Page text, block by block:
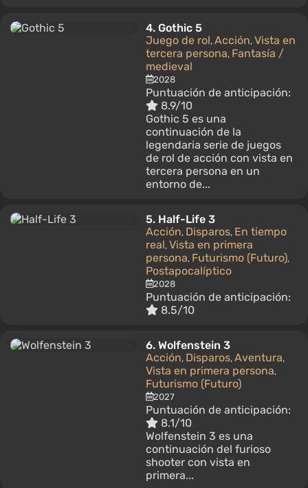
4. Gothic 5
Juego de rol, Acción, Vista en
tercera persona, Fantasía /
medieval
2028
Puntuación de anticipación:
8.9/10
Gothic 5 es una
continuación de la
legendaria serie de juegos
de rol de acción con vista en
tercera persona en un
entorno de...
5. Half-Life 3
Acción, Disparos, En tiempo
real, Vista en primera
persona, Futurismo (Futuro),
Postapocalíptico
2028
Puntuación de anticipación:
8.5/10
6. Wolfenstein 3
Acción, Disparos, Aventura,
Vista en primera persona,
Futurismo (Futuro)
2027
Puntuación de anticipación:
8.1/10
Wolfenstein 3 es una
continuación del furioso
shooter con vista en
primera...